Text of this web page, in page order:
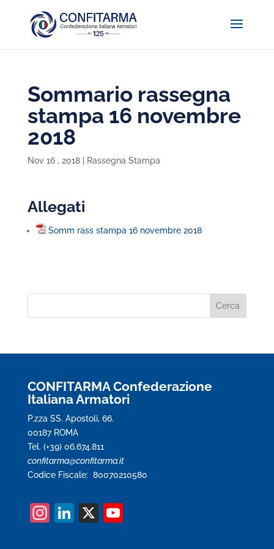
Sommario rassegna
stampa 16 novembre
2018
Nov 16 , 2018| Rassegna Stampa
Allegati
Somm rass stampa 16 novembre 2018
CONFITARMA Confederazione
Italiana Armatori
P.zza SS. Apostoli, 66.
00187 ROMA
Tel. (+39) 06.674.811
confitarma@confitarma.it
Codice Fiscale: 80070210580
In Li X Y